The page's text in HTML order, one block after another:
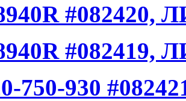
#082420,
#082419,
750-930